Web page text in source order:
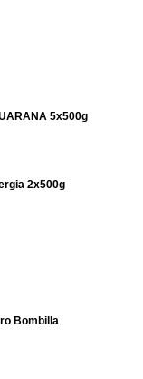
5x500g
2x500g
Bombilla